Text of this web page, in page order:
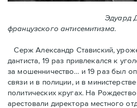
Эдуард
французского антисемитизма.
Серж Александр Ставиский,
дантиста, 19 раз привлекался к
за мошенничество… и 19 раз был
связи и в полиции, и в
политических кругах. На
арестовали директора местного